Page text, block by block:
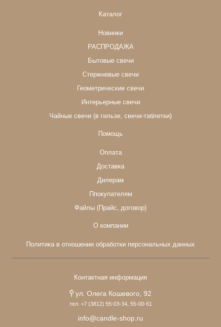
Каталог
Новинки
РАСПРОДАЖА
Бытовые свечи
Стержневые свечи
Геометрические свечи
Интерьерные свечи
Чайные свечи (в гильзе, свечи-таблетки)
Помощь
Оплата
Доставка
Дилерам
Ппокупателям
Файлы (Прайс, договор)
О компании
Политика в отношении обработки персональных данных
Контактная информация
ул. Олега Кошевого, 92
тел. +7 (3812) 55-03-34, 55-00-61
info@candle-shop.ru